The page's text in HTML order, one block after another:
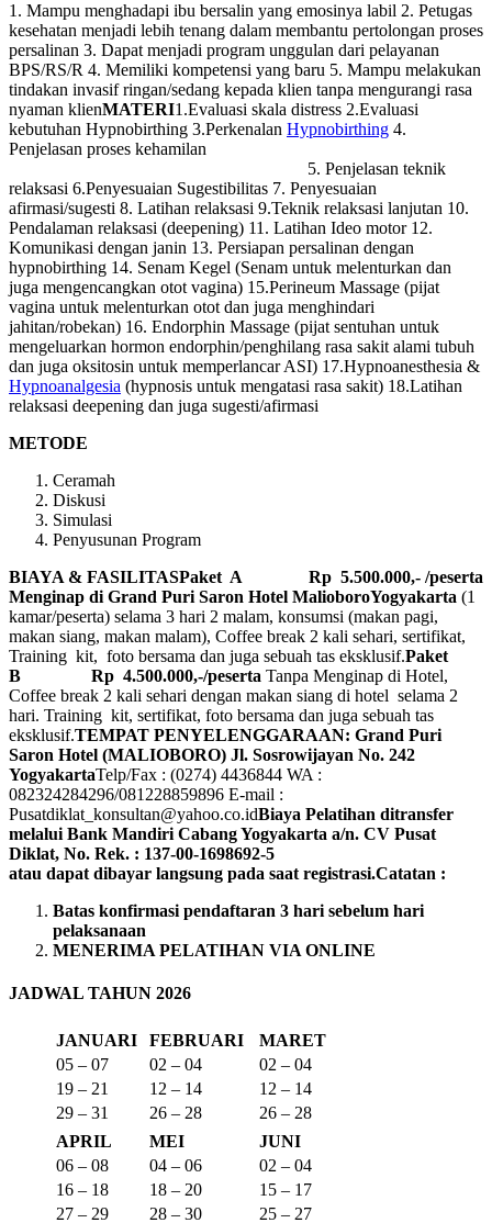
1. Mampu menghadapi ibu bersalin yang emosinya labil 2. Petugas
kesehatan menjadi lebih tenang dalam membantu pertolongan proses
persalinan 3. Dapat menjadi program unggulan dari pelayanan
BPS/RS/R 4. Memiliki kompetensi yang baru 5. Mampu melakukan
tindakan invasif ringan/sedang kepada klien tanpa mengurangi rasa
nyaman klienMATERI1.Evaluasi skala distress 2.Evaluasi
kebutuhan Hypnobirthing 3.Perkenalan Hypnobirthing 4.
Penjelasan proses kehamilan
5. Penjelasan teknik
relaksasi 6.Penyesuaian Sugestibilitas 7. Penyesuaian
afirmasi/sugesti 8. Latihan relaksasi 9.Teknik relaksasi lanjutan 10.
Pendalaman relaksasi (deepening) 11. Latihan Ideo motor 12.
Komunikasi dengan janin 13. Persiapan persalinan dengan
hypnobirthing 14. Senam Kegel (Senam untuk melenturkan dan
juga mengencangkan otot vagina) 15.Perineum Massage (pijat
vagina untuk melenturkan otot dan juga menghindari
jahitan/robekan) 16. Endorphin Massage (pijat sentuhan untuk
mengeluarkan hormon endorphin/penghilang rasa sakit alami tubuh
dan juga oksitosin untuk memperlancar ASI) 17.Hypnoanesthesia &
Hypnoanalgesia (hypnosis untuk mengatasi rasa sakit) 18.Latihan
relaksasi deepening dan juga sugesti/afirmasi
METODE
Ceramah
Diskusi
Simulasi
Penyusunan Program
BIAYA & FASILITASPaket A Rp 5.500.000,- /peserta
Menginap di Grand Puri Saron Hotel MalioboroYogyakarta (1
kamar/peserta) selama 3 hari 2 malam, konsumsi (makan pagi,
makan siang, makan malam), Coffee break 2 kali sehari, sertifikat,
Training kit, foto bersama dan juga sebuah tas eksklusif.Paket
B
Rp 4.500.000,-/peserta Tanpa Menginap di Hotel,
Coffee break 2 kali sehari dengan makan siang di hotel selama 2
hari. Training kit, sertifikat, foto bersama dan juga sebuah tas
eksklusif.TEMPAT PENYELENGGARAAN: Grand Puri
Saron Hotel (MALIOBORO) Jl. Sosrowijayan No. 242
YogyakartaTelp/Fax : (0274) 4436844 WA :
082324284296/081228859896 E-mail :
Pusatdiklat_konsultan@yahoo.co.idBiaya Pelatihan ditransfer
melalui Bank Mandiri Cabang Yogyakarta a/n. CV Pusat
Diklat, No. Rek. : 137-00-1698692-5
atau dapat dibayar langsung pada saat registrasi.Catatan :
Batas konfirmasi pendaftaran 3 hari sebelum hari
pelaksanaan
MENERIMA PELATIHAN VIA ONLINE
JADWAL TAHUN 2026
JANUARI FEBRUARI
MARET
05 – 07
02 – 04
02 – 04
19 – 21
12 – 14
12 – 14
29 – 31
26 – 28
26 – 28
APRIL
MEI
JUNI
06 – 08
04 – 06
02 – 04
16 – 18
18 – 20
15 – 17
27 – 29
28 – 30 25 – 27